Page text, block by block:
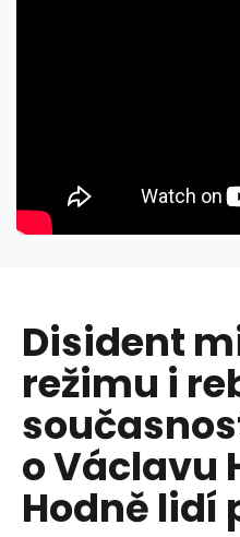
Disident
režimu i
o Václavu
Hodně lidí